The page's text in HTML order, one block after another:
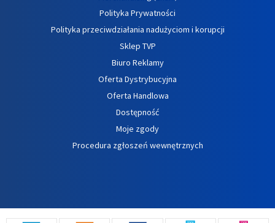
Polityka Prywatności
Polityka przeciwdziałania nadużyciom i korupcji
Sklep TVP
Biuro Reklamy
Oferta Dystrybucyjna
Oferta Handlowa
Dostępność
Moje zgody
Procedura zgłoszeń wewnętrznych